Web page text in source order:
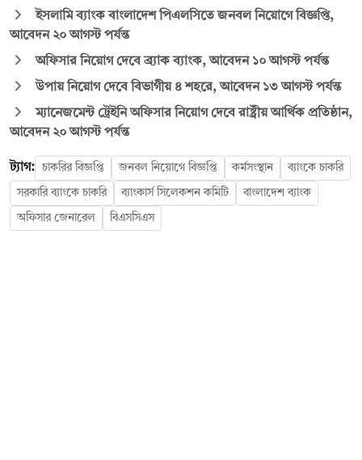
ইসলামি ব্যাংক বাংলাদেশ পিএলসিতে জনবল নিয়োগে বিজ্ঞপ্তি,
আবেদন ২০ আগস্ট পর্যন্ত
অফিসার নিয়োগ দেবে ব্র্যাক ব্যাংক, আবেদন ১০ আগস্ট পর্যন্ত
উপায় নিয়োগ দেবে বিভাগীয় ৪ শহরে, আবেদন ১৩ আগস্ট পর্যন্ত
ম্যানেজমেন্ট ট্রেইনি অফিসার নিয়োগ দেবে রাষ্ট্রীয় আর্থিক প্রতিষ্ঠান,
আবেদন ২০ আগস্ট পর্যন্ত
ট্যাগ: চাকরির বিজ্ঞপ্তি জনবল নিয়োগে বিজ্ঞপ্তি কর্মসংস্থান ব্যাংকে চাকরি
সরকারি ব্যাংকে চাকরি ব্যাংকার্স সিলেকশন কমিটি বাংলাদেশ ব্যাংক
অফিসার জেনারেল বিএসসিএস